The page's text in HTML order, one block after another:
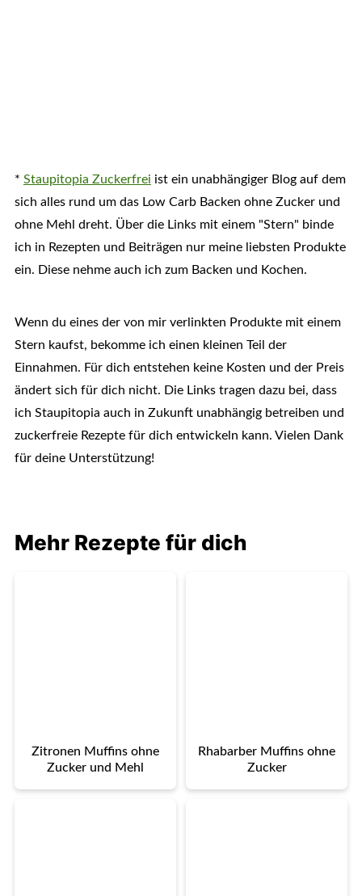
* Staupitopia Zuckerfrei ist ein unabhängiger Blog auf dem
sich alles rund um das Low Carb Backen ohne Zucker und
ohne Mehl dreht. Über die Links mit einem "Stern" binde
ich in Rezepten und Beiträgen nur meine liebsten Produkte
ein. Diese nehme auch ich zum Backen und Kochen.
Wenn du eines der von mir verlinkten Produkte mit einem
Stern kaufst, bekomme ich einen kleinen Teil der
Einnahmen. Für dich entstehen keine Kosten und der Preis
ändert sich für dich nicht. Die Links tragen dazu bei, dass
ich Staupitopia auch in Zukunft unabhängig betreiben und
zuckerfreie Rezepte für dich entwickeln kann. Vielen Dank
für deine Unterstützung!
Mehr Rezepte für dich
Zitronen Muffins ohne
Zucker und Mehl
Rhabarber Muffins ohne
Zucker